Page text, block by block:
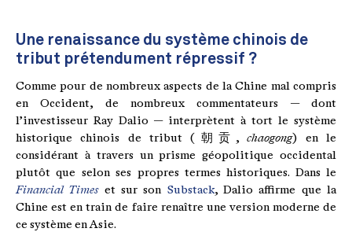
Une renaissance du système chinois de
tribut prétendument répressif ?
Comme pour de nombreux aspects de la Chine mal compris
en Occident, de nombreux commentateurs — dont
l’investisseur Ray Dalio — interprètent à tort le système
historique chinois de tribut (朝贡,chaogong) en le
considérant à travers un prisme géopolitique occidental
plutôt que selon ses propres termes historiques. Dans le
Financial Timeset sur son Substack, Dalio affirme que la
Chine est en train de faire renaître une version moderne de
ce système en Asie.